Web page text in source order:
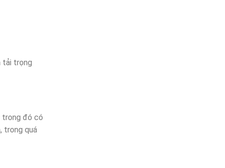
tải trọng
trong đó có
trong quá